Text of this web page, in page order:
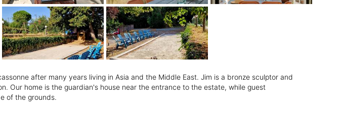
after many years living in Asia and the Middle East. Jim is a bronze sculptor and
Our home is the guardian's house near the entrance to the estate, while guest
of the grounds.